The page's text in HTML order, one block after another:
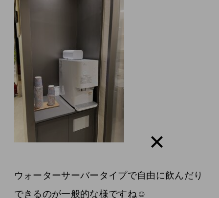
ウォーターサーバータイプで自由に飲んだり
できるのが一般的な様ですね☺️